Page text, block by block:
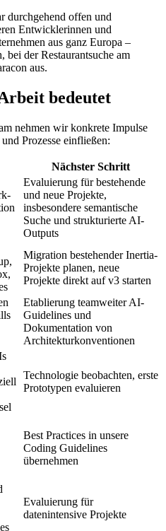
durchgehend offen und
Entwicklerinnen und
aus ganz Europa –
der Restaurantsuche am
aus.
bedeutet
nehmen wir konkrete Impulse
Prozesse einfließen:
Nächster Schritt
Evaluierung für bestehende
und neue Projekte,
insbesondere semantische
Suche und strukturierte AI-
Outputs
Migration bestehender Inertia-
Projekte planen, neue
Projekte direkt auf v3 starten
Etablierung teamweiter AI-
Guidelines und
Dokumentation von
Architekturkonventionen
Technologie beobachten, erste
Prototypen evaluieren
Best Practices in unsere
Coding Guidelines
übernehmen
Evaluierung für
datenintensive Projekte